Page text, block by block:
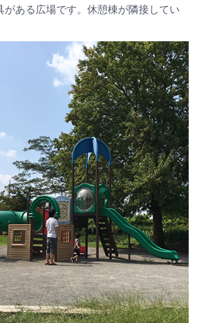
がある広場です。休憩棟が隣接してい